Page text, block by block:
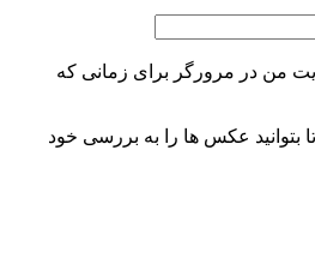
من در مرورگر برای زمانی که
بتوانید عکس ها را به بررسی خود